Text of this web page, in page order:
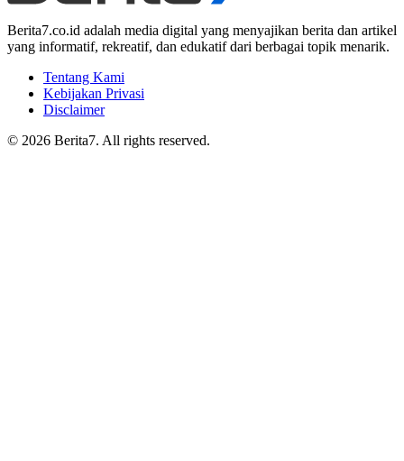
Berita7.co.id adalah media digital yang menyajikan berita dan artikel
yang informatif, rekreatif, dan edukatif dari berbagai topik menarik.
Tentang Kami
Kebijakan Privasi
Disclaimer
© 2026 Berita7. All rights reserved.